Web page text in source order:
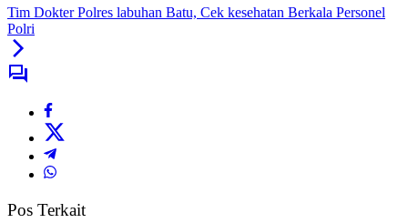
Tim Dokter Polres labuhan Batu, Cek kesehatan Berkala Personel
Polri
Pos Terkait